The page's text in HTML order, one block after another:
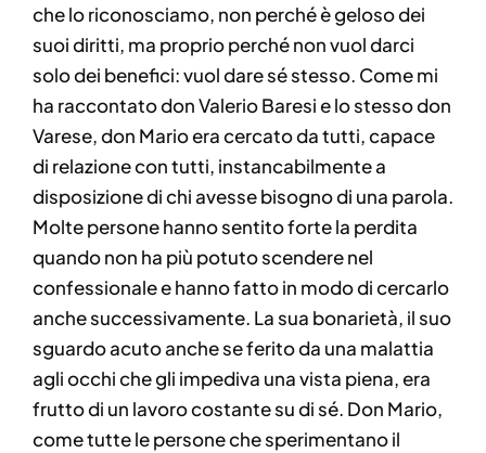
che lo riconosciamo, non perché è geloso dei
suoi diritti, ma proprio perché non vuol darci
solo dei benefici: vuol dare sé stesso. Come mi
ha raccontato don Valerio Baresi e lo stesso don
Varese, don Mario era cercato da tutti, capace
di relazione con tutti, instancabilmente a
disposizione di chi avesse bisogno di una parola.
Molte persone hanno sentito forte la perdita
quando non ha più potuto scendere nel
confessionale e hanno fatto in modo di cercarlo
anche successivamente. La sua bonarietà, il suo
sguardo acuto anche se ferito da una malattia
agli occhi che gli impediva una vista piena, era
frutto di un lavoro costante su di sé. Don Mario,
come tutte le persone che sperimentano il